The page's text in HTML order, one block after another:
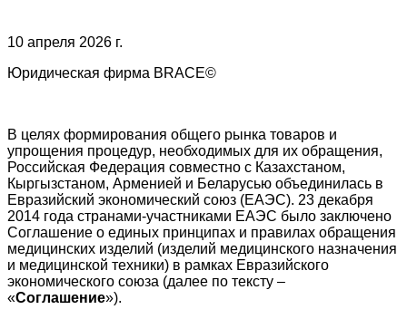
10 апреля 2026 г.
Юридическая фирма BRACE©
В целях формирования общего рынка товаров и
упрощения процедур, необходимых для их обращения,
Российская Федерация совместно с Казахстаном,
Кыргызстаном, Арменией и Беларусью объединилась в
Евразийский экономический союз (ЕАЭС). 23 декабря
2014 года странами-участниками ЕАЭС было заключено
Соглашение о единых принципах и правилах обращения
медицинских изделий (изделий медицинского назначения
и медицинской техники) в рамках Евразийского
экономического союза (далее по тексту –
«Соглашение»).